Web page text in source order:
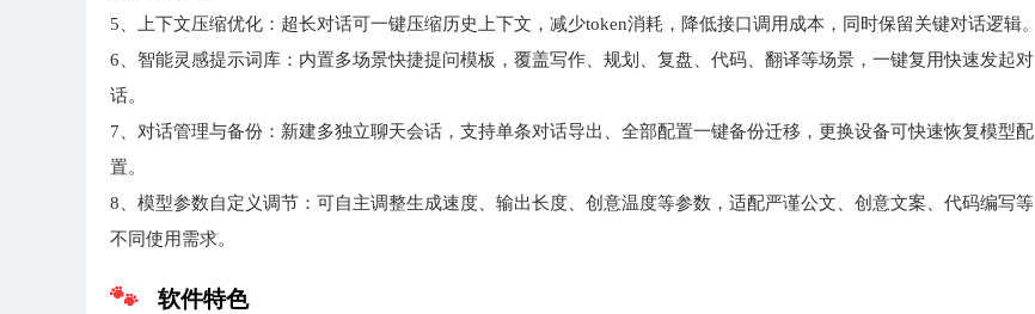
5、上下文压缩优化：超长对话可一键压缩历史上下文，减少token消耗，降低接口调用成本，同时保留关键对话逻辑。
6、智能灵感提示词库：内置多场景快捷提问模板，覆盖写作、规划、复盘、代码、翻译等场景，一键复用快速发起对
话。
7、对话管理与备份：新建多独立聊天会话，支持单条对话导出、全部配置一键备份迁移，更换设备可快速恢复模型配
置。
8、模型参数自定义调节：可自主调整生成速度、输出长度、创意温度等参数，适配严谨公文、创意文案、代码编写等
不同使用需求。
软件特色